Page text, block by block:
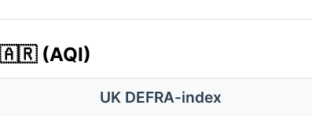
🇦🇷 (AQI)
UK DEFRA-index